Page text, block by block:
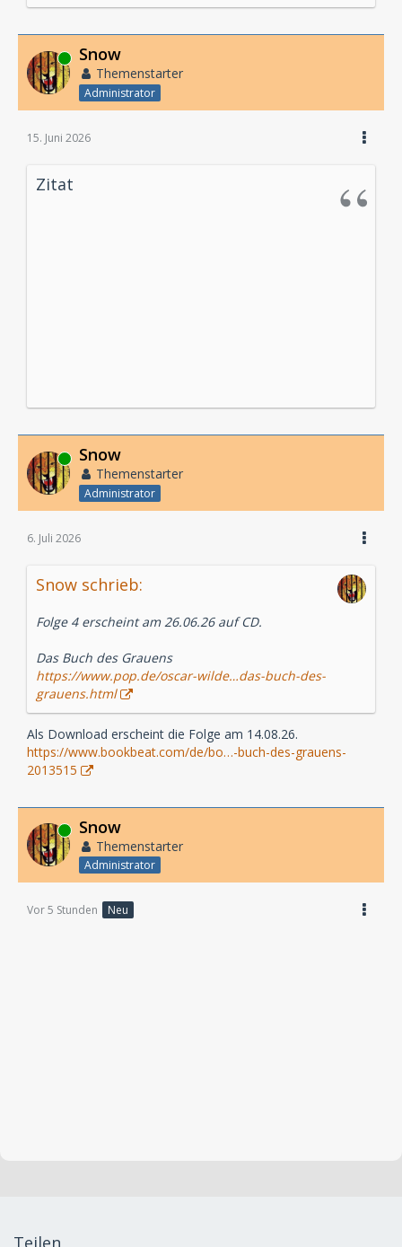
Online Snow
Themenstarter
Administrator
15. Juni 2026
Zitat
Online Snow
Themenstarter
Administrator
6. Juli 2026
Snow schrieb:
Folge 4 erscheint am 26.06.26 auf CD.
Das Buch des Grauens
https://www.pop.de/oscar-wilde…das-buch-des-
grauens.html
Als Download erscheint die Folge am 14.08.26.
https://www.bookbeat.com/de/bo…-buch-des-grauens-
2013515
Online Snow
Themenstarter
Administrator
Vor 5 Stunden Neu
Teilen